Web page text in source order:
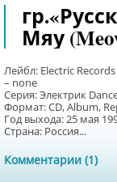
Мяу
Лейбл: Electric
– none
Серия: Электрик
Формат: CD, Album,
Год выхода: 25 мая
Страна: Россия...
Комментарии (1)